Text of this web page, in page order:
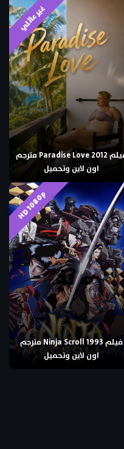
غير عائلي
فيلم Paradise Love 2012 مترجم
اون لاين وتحميل
HD 1080p
فيلم Ninja Scroll 1993 مترجم
اون لاين وتحميل